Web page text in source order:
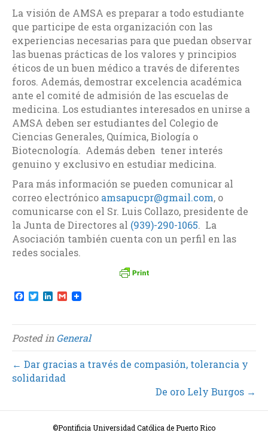
La visión de AMSA es preparar a todo estudiante
que participe de esta organización con las
experiencias necesarias para que puedan observar
las buenas prácticas de los valores y principios
éticos de un buen médico a través de diferentes
foros. Además, demostrar excelencia académica
ante el comité de admisión de las escuelas de
medicina. Los estudiantes interesados en unirse a
AMSA deben ser estudiantes del Colegio de
Ciencias Generales, Química, Biología o
Biotecnología. Además deben tener interés
genuino y exclusivo en estudiar medicina.
Para más información se pueden comunicar al
correo electrónico amsapucpr@gmail.com, o
comunicarse con el Sr. Luis Collazo, presidente de
la Junta de Directores al (939)-290-1065. La
Asociación también cuenta con un perfil en las
redes sociales.
F
e
b
o
o
k
T
t
t
e
r
L
k
e
d
I
n
G
i
l
Posted inGeneral
← Dar gracias a través de compasión, tolerancia y
solidaridad
De oro Lely Burgos →
©Pontificia Universidad Católica de Puerto Rico